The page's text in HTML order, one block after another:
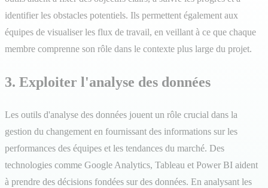
identifier les obstacles potentiels. Ils permettent également aux
équipes de visualiser les flux de travail, en veillant à ce que chaque
membre comprenne son rôle dans le contexte plus large du projet.
3. Exploiter l'analyse des données
Les outils d'analyse des données jouent un rôle crucial dans la
gestion du changement en fournissant des informations sur les
performances des équipes et les tendances du marché. Des
technologies comme Google Analytics, Tableau et Power BI aident
à prendre des décisions fondées sur des données. En analysant les